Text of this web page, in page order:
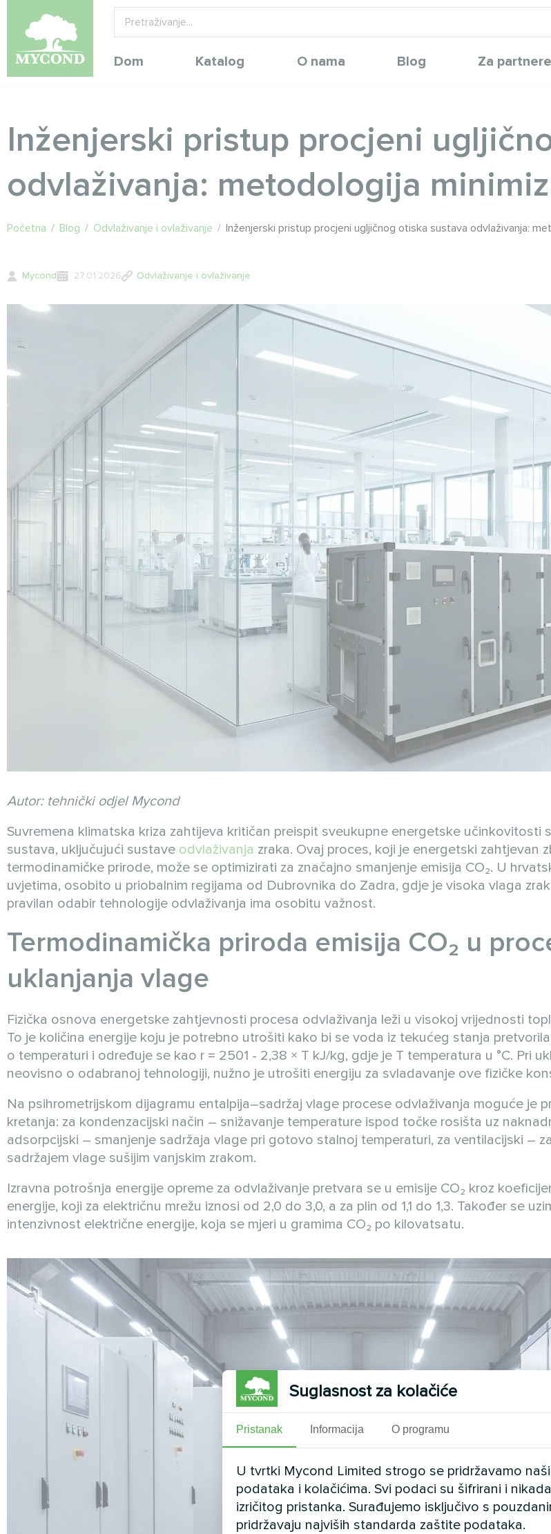
Dom Katalog O nama Blog Za partnere
Inženjerski pristup procjeni
odvlaživanja: metodologija
Početna / Blog / Odvlaživanje i ovlaživanje / Inženjerski pristup procjeni ugljičnog otiska sustava odvlaživanja:
Mycond 27.01.2026 Odvlaživanje i ovlaživanje
Autor: tehnički odjel Mycond
Suvremena klimatska kriza zahtijeva kritičan preispit sveukupne energetske učinkovitosti
sustava, uključujući sustave odvlaživanja zraka. Ovaj proces, koji je energetski zahtjevan
termodinamičke prirode, može se optimizirati za značajno smanjenje emisija CO₂. U
uvjetima, osobito u priobalnim regijama od Dubrovnika do Zadra, gdje je visoka vlaga
pravilan odabir tehnologije odvlaživanja ima osobitu važnost.
Termodinamička priroda emisija CO₂ u
uklanjanja vlage
Fizička osnova energetske zahtjevnosti procesa odvlaživanja leži u visokoj vrijednosti
To je količina energije koju je potrebno utrošiti kako bi se voda iz tekućeg stanja
o temperaturi i određuje se kao r = 2501 - 2,38 × T kJ/kg, gdje je T temperatura u °C. Pri
neovisno o odabranoj tehnologiji, nužno je utrošiti energiju za svladavanje ove fizičke
Na psihrometrijskom dijagramu entalpija–sadržaj vlage procese odvlaživanja moguće je
kretanja: za kondenzacijski način – snižavanje temperature ispod točke rosišta uz
adsorpcijski – smanjenje sadržaja vlage pri gotovo stalnoj temperaturi, za ventilacijski –
sadržajem vlage sušijim vanjskim zrakom.
Izravna potrošnja energije opreme za odvlaživanje pretvara se u emisije CO₂ kroz
energije, koji za električnu mrežu iznosi od 2,0 do 3,0, a za plin od 1,1 do 1,3. Također se
intenzivnost električne energije, koja se mjeri u gramima CO₂ po kilovatsatu.
Suglasnost za kolačiće
Pristanak Informacija O programu
U tvrtki Mycond Limited strogo se pridržavamo
podataka i kolačićima. Svi podaci su šifrirani i
izričitog pristanka. Surađujemo isključivo s
pridržavaju najviših standarda zaštite podataka.